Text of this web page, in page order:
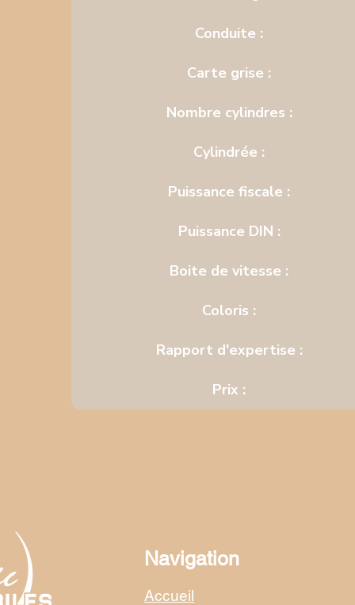
Conduite :
Carte grise :
Nombre cylindres :
Cylindrée :
Puissance fiscale :
Puissance DIN :
Boite de vitesse :
Coloris :
Rapport d'expertise :
Prix :
Navigation
Accueil